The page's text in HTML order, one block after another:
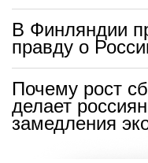
В Финляндии
правду о
Почему рост
делает
замедления